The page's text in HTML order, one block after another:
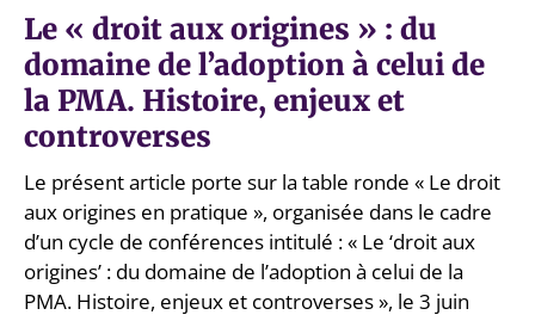
Le « droit aux origines » : du
domaine de l’adoption à celui de
la PMA. Histoire, enjeux et
controverses
Le présent article porte sur la table ronde « Le droit
aux origines en pratique », organisée dans le cadre
d’un cycle de conférences intitulé : « Le ‘droit aux
origines’ : du domaine de l’adoption à celui de la
PMA. Histoire, enjeux et controverses », le 3 juin